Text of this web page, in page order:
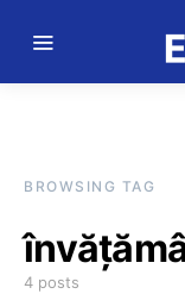
BROWSING TAG
4 posts